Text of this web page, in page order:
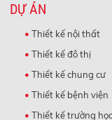
DỰ ÁN
Thiết kế nội thất
Thiết kế đô thị
Thiết kế chung cư
Thiết kế bệnh viện
Thiết kế trường học